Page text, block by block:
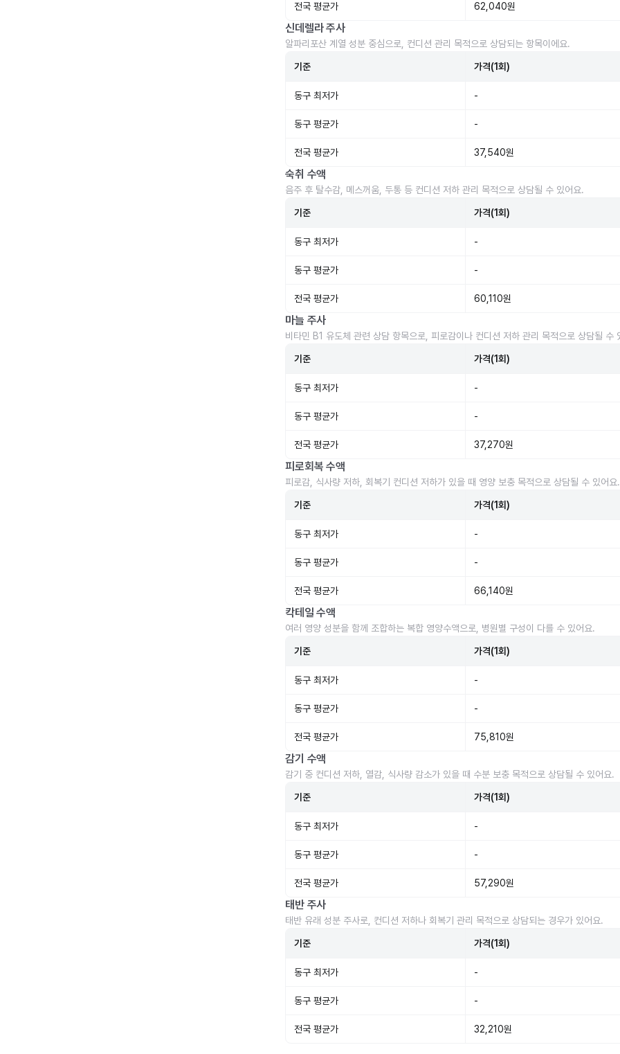
전국 평균가 62,040원
신데렐라 주사
알파리포산 계열 성분 중심으로, 컨디션 관리 목적으로 상담되는 항목이에요.
기준 가격(1회)
동구 최저가 -
동구 평균가 -
전국 평균가 37,540원
숙취 수액
음주 후 탈수감, 메스꺼움, 두통 등 컨디션 저하 관리 목적으로 상담될 수 있어요.
기준 가격(1회)
동구 최저가 -
동구 평균가 -
전국 평균가 60,110원
마늘 주사
비타민 B1 유도체 관련 상담 항목으로, 피로감이나 컨디션 저하 관리 목적으로 상담될 수
기준 가격(1회)
동구 최저가 -
동구 평균가 -
전국 평균가 37,270원
피로회복 수액
피로감, 식사량 저하, 회복기 컨디션 저하가 있을 때 영양 보충 목적으로 상담될 수 있어요.
기준 가격(1회)
동구 최저가 -
동구 평균가 -
전국 평균가 66,140원
칵테일 수액
여러 영양 성분을 함께 조합하는 복합 영양수액으로, 병원별 구성이 다를 수 있어요.
기준 가격(1회)
동구 최저가 -
동구 평균가 -
전국 평균가 75,810원
감기 수액
감기 중 컨디션 저하, 열감, 식사량 감소가 있을 때 수분 보충 목적으로 상담될 수 있어요.
기준 가격(1회)
동구 최저가 -
동구 평균가 -
전국 평균가 57,290원
태반 주사
태반 유래 성분 주사로, 컨디션 저하나 회복기 관리 목적으로 상담되는 경우가 있어요.
기준 가격(1회)
동구 최저가 -
동구 평균가 -
전국 평균가 32,210원